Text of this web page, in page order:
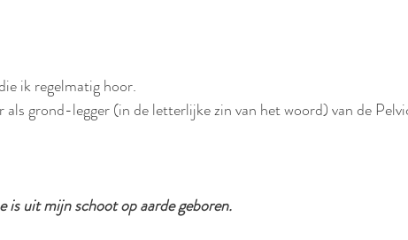
ik regelmatig hoor.
als grond-legger (in de letterlijke zin van het woord) van de
is uit mijn schoot op aarde geboren.